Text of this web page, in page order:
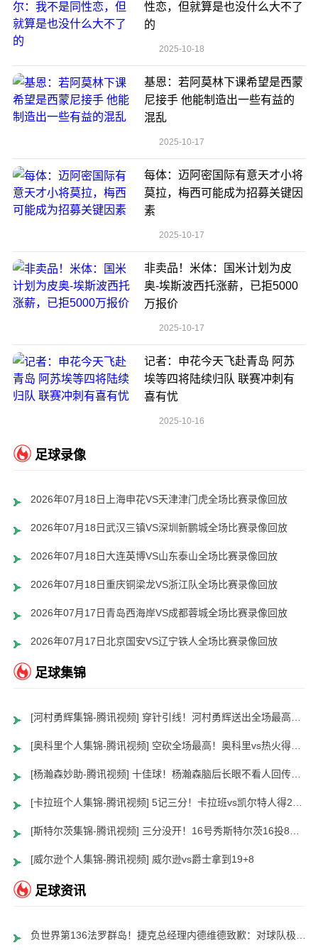
性恋，但就算是也没什么大不了
的
2025-10-18
基恩：若阿莫林下课希望是西蒙
尼接手 他能制造出一些有益的
混乱
2025-10-17
每体：迈阿密国际有意天才小将
莫拉，梅西可能成为招募关键因
素
2025-10-17
非卖品！米体：国米计划为皮
奥-埃斯波西托涨薪，已拒5000
万报价
2025-10-17
记者：申花今天飞赴青岛 阿苏
埃等四将陆续归队 联赛冲刺有
喜有忧
2025-10-16
足球录像
2026年07月18日上海申花VS天津津门虎全场比赛录像回放
2026年07月18日武汉三镇VS深圳新鹏城全场比赛录像回放
2026年07月18日大连英博VS山东泰山全场比赛录像回放
2026年07月18日重庆铜梁龙VS浙江队全场比赛录像回放
2026年07月17日青岛西海岸VS成都蓉城全场比赛录像回放
2026年07月17日北京国安VS辽宁铁人全场比赛录像回放
足球集锦
[河村勇辉集锦-腾讯视频] 穿针引线！河村勇辉送出全场最高12助攻 8中2拿到5分5板
[奥科里个人集锦-腾讯视频] 空砍全场最高！奥科里vs热火得27分4板
[杨瀚森妙助-腾讯视频] 十佳球！杨瀚森脑后长眼不看人回传助队友暴扣
[卡拉班个人集锦-腾讯视频] 5记三分！卡拉班vs凯尔特人得21+8
[斯特尔茨集锦-腾讯视频] 三分没开！16号秀斯特尔茨16投8中&三分8中2得到22分2板6助
[威尔逊个人集锦-腾讯视频] 威尔逊vs爵士拿到19+8
足球资讯
负世界第136法罗群岛！捷克总经理内德维德致歉：对球队极度失望